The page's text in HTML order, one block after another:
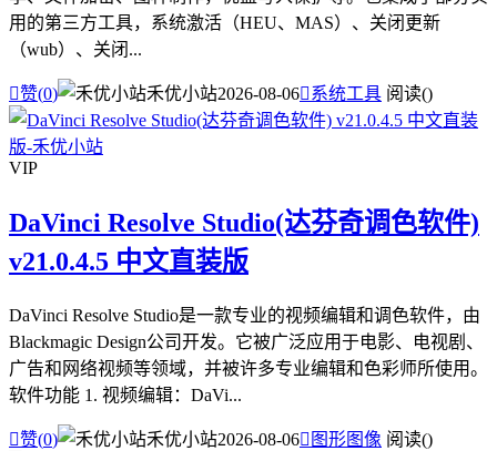
用的第三方工具，系统激活（HEU、MAS）、关闭更新
（wub）、关闭...
赞(0) 禾优小站2026-08-06系统工具 阅读()
VIP
DaVinci Resolve Studio(达芬奇调色软件)
v21.0.4.5 中文直装版
DaVinci Resolve Studio是一款专业的视频编辑和调色软件，由
Blackmagic Design公司开发。它被广泛应用于电影、电视剧、
广告和网络视频等领域，并被许多专业编辑和色彩师所使用。
软件功能 1. 视频编辑：DaVi...
赞(0) 禾优小站2026-08-06 图形图像 阅读()